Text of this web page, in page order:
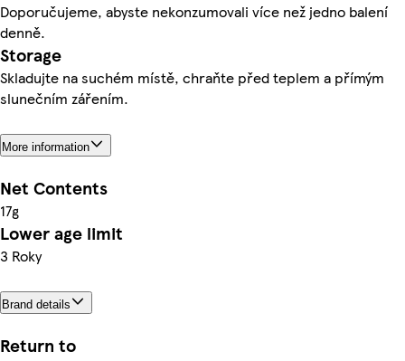
Doporučujeme, abyste nekonzumovali více než jedno balení
denně.
Storage
Skladujte na suchém místě, chraňte před teplem a přímým
slunečním zářením.
More information
Net Contents
17g
Lower age limit
3 Roky
Brand details
Return to